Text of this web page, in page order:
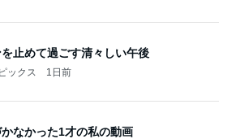
止めて過ごす清々しい午後
ックス 1日前
なかった1才の私の動画